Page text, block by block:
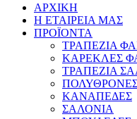
ΑΡΧΙΚΗ
Η ΕΤΑΙΡΕΙΑ ΜΑΣ
ΠΡΟΪΟΝΤΑ
ΤΡΑΠΕΖΙΑ
ΚΑΡΕΚΛΕΣ
ΤΡΑΠΕΖΙΑ
ΚΑΝΑΠΕΔΕΣ
ΣΑΛΟΝΙΑ